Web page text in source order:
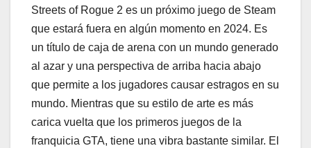
Streets of Rogue 2 es un próximo juego de Steam
que estará fuera en algún momento en 2024. Es
un título de caja de arena con un mundo generado
al azar y una perspectiva de arriba hacia abajo
que permite a los jugadores causar estragos en su
mundo. Mientras que su estilo de arte es más
carica vuelta que los primeros juegos de la
franquicia GTA, tiene una vibra bastante similar. El